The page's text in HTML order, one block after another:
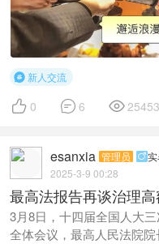
 新人交流
 0  6 25453
esanxia 管理员 
2025-3-9 00:28
最高法报告再谈治理
3月8日，十四届全国人大
全体会议，最高人民法院